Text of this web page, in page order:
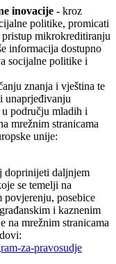
inovacije - kroz
politike, promicati
pristup mikrokreditiranju
informacija dostupno
socijalne politike i
znanja i vještina te
unaprjeđivanju
u području mladih i
mrežnim stranicama
unije:
doprinijeti daljnjem
se temelji na
povjerenju, posebice
i kaznenim
na mrežnim stranicama
za-pravosudje